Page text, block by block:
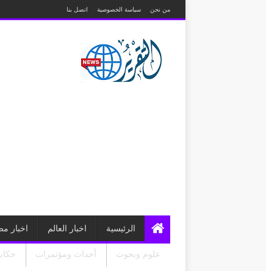
من نحن سياسة الخصوصية اتصل بنا
الرئيسية اخبار العالم اخبار
علوم وبحوث أحداث ومؤتمرات